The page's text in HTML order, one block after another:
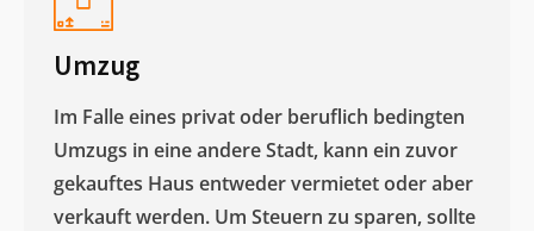
Umzug
Im Falle eines privat oder beruflich bedingten
Umzugs in eine andere Stadt, kann ein zuvor
gekauftes Haus entweder vermietet oder aber
verkauft werden. Um Steuern zu sparen, sollte